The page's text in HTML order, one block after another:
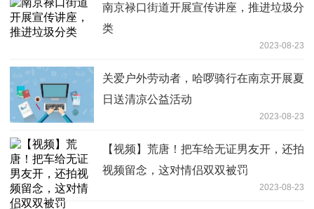
南京禄口街道开展宣传讲座，推进垃圾分
类
2023-08-23
关爱户外劳动者，哈啰骑行在南京开展夏
日送清凉公益活动
2023-08-23
【视频】荒唐！把车给无证男友开，还拍
视频留念，这对情侣双双被罚
2023-08-23